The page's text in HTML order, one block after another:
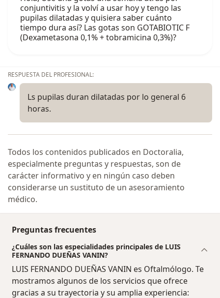
conjuntivitis y la volví a usar hoy y tengo las
pupilas dilatadas y quisiera saber cuánto
tiempo dura así? Las gotas son GOTABIOTIC F
(Dexametasona 0,1% + tobramicina 0,3%)?
RESPUESTA DEL PROFESIONAL:
Ls pupilas duran dilatadas por lo general 6
horas.
Todos los contenidos publicados en Doctoralia,
especialmente preguntas y respuestas, son de
carácter informativo y en ningún caso deben
considerarse un sustituto de un asesoramiento
médico.
Preguntas frecuentes
¿Cuáles son las especialidades principales de LUIS
FERNANDO DUEÑAS VANIN?
LUIS FERNANDO DUEÑAS VANIN es Oftalmólogo. Te
mostramos algunos de los servicios que ofrece
gracias a su trayectoria y su amplia experiencia: